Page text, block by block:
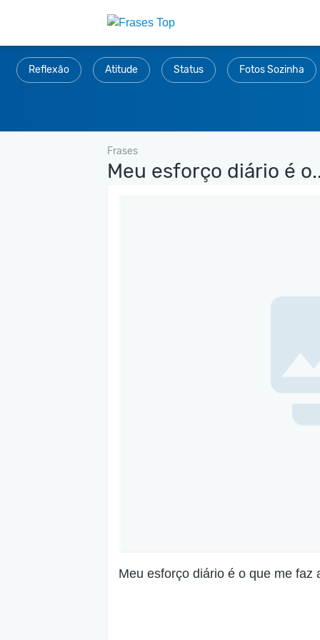
Reflexão Atitude Status Fotos Sozinha
Frases
Meu esforço diário é
Meu esforço diário é o que me faz